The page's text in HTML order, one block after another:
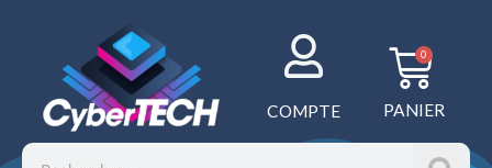
COMPTE
0
PANIER
Rechercher